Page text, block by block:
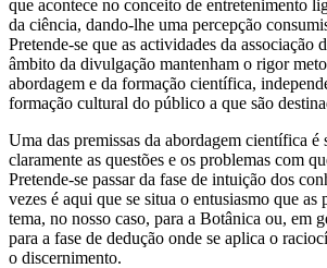
que acontece no conceito de entretenimento
da ciência, dando-lhe uma percepção
Pretende-se que as actividades da associação
âmbito da divulgação mantenham o rigor
abordagem e da formação científica,
formação cultural do público a que são
Uma das premissas da abordagem científica é
claramente as questões e os problemas com
Pretende-se passar da fase de intuição dos
vezes é aqui que se situa o entusiasmo que as
tema, no nosso caso, para a Botânica ou, em
para a fase de dedução onde se aplica o
o discernimento.